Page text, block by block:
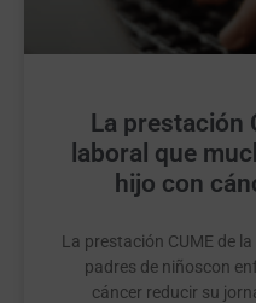
La prestación
laboral que
hijo con
La prestación CUME de
padres de niñoscon
cáncer reducir su